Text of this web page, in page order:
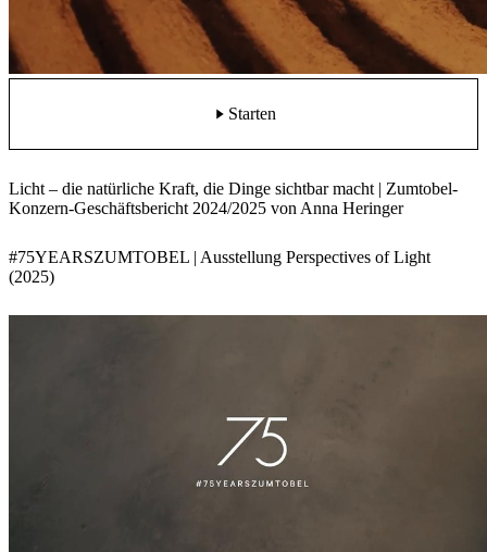
Starten
Licht – die natürliche Kraft, die Dinge sichtbar macht | Zumtobel-
Konzern-Geschäftsbericht 2024/2025 von Anna Heringer
#75YEARSZUMTOBEL | Ausstellung Perspectives of Light
(2025)